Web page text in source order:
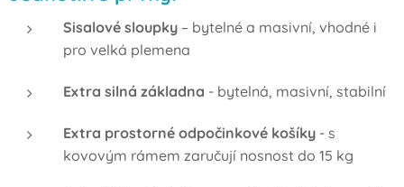
Sisalové sloupky – bytelné a masivní, vhodné i
pro velká plemena
Extra silná základna - bytelná, masivní, stabilní
Extra prostorné odpočinkové košíky - s
kovovým rámem zaručují nosnost do 15 kg